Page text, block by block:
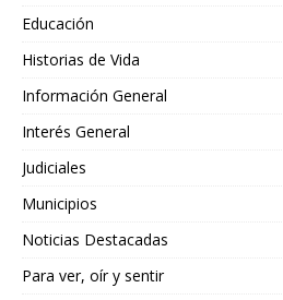
Educación
Historias de Vida
Información General
Interés General
Judiciales
Municipios
Noticias Destacadas
Para ver, oír y sentir